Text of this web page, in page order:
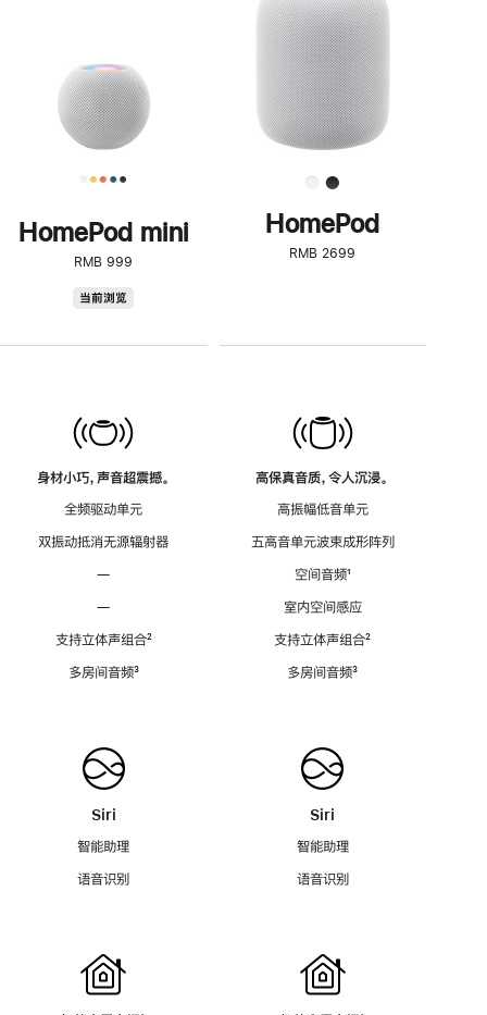
HomePod mini
RMB 999
当前浏览
身材小巧，声音超震撼。
全频驱动单元
双振动抵消无源辐射器
—
—
支持立体声组合脚
²
多房间音频脚
³
Siri
智能助理
语音识别
了
解
HomePod<
HomePod
RMB 2699
高保真音质，令人沉浸。
高振幅低音单元
五高音单元波束成形阵列
空间音频脚
¹
室内空间感应
支持立体声组合脚
²
多房间音频脚
³
Siri
智能助理
语音识别